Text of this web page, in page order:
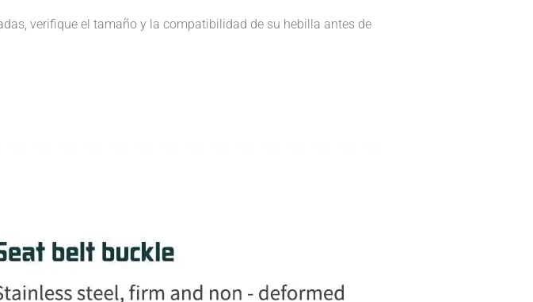
verifique el tamaño y la compatibilidad de su hebilla antes de